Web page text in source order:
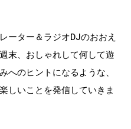
ーター＆ラジオDJのおおえ
末、おしゃれして何して遊
へのヒントになるような、
しいことを発信していきま